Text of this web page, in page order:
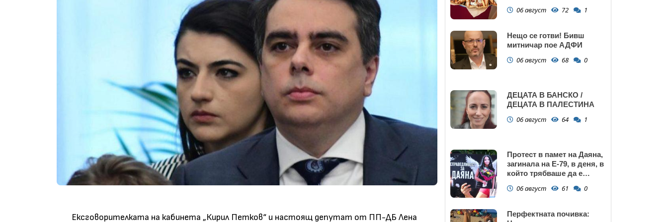
Ексговорителката на кабинета „Кирил Петков“ и настоящ депутат от ПП-ДБ Лена
06 август 72 1
Нещо се готви! Бивш
митничар пое АДФИ
06 август 68 0
ДЕЦАТА В БАНСКО /
ДЕЦАТА В ПАЛЕСТИНА
06 август 64 1
Протест в памет на Даяна,
загинала на Е-79, в деня, в
който трябваше да е
06 август 61 0
Перфектната почивка: